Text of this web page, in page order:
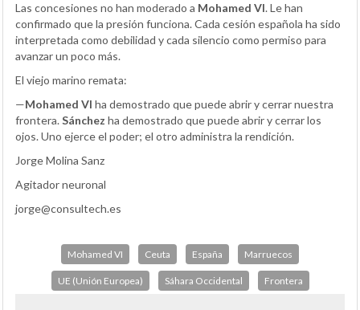
Las concesiones no han moderado a Mohamed VI. Le han
confirmado que la presión funciona. Cada cesión española ha sido
interpretada como debilidad y cada silencio como permiso para
avanzar un poco más.
El viejo marino remata:
—Mohamed VI ha demostrado que puede abrir y cerrar nuestra
frontera.Sánchez ha demostrado que puede abrir y cerrar los
ojos. Uno ejerce el poder; el otro administra la rendición.
Jorge Molina Sanz
Agitador neuronal
jorge@consultech.es
Mohamed VI Ceuta España Marruecos
UE (Unión Europea) Sáhara Occidental Frontera